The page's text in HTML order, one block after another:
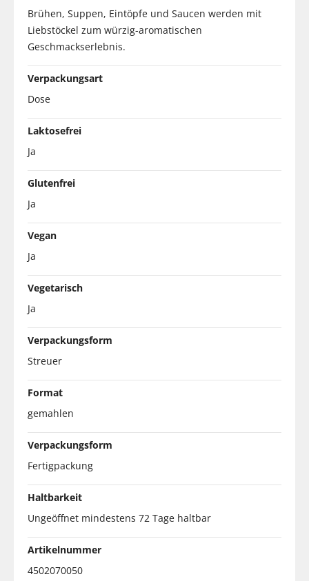
Brühen, Suppen, Eintöpfe und Saucen werden mit
Liebstöckel zum würzig-aromatischen
Geschmackserlebnis.
Verpackungsart
Dose
Laktosefrei
Ja
Glutenfrei
Ja
Vegan
Ja
Vegetarisch
Ja
Verpackungsform
Streuer
Format
gemahlen
Verpackungsform
Fertigpackung
Haltbarkeit
Ungeöffnet mindestens 72 Tage haltbar
Artikelnummer
4502070050